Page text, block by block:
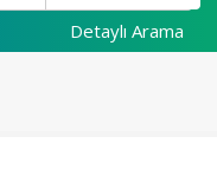
Detaylı Arama